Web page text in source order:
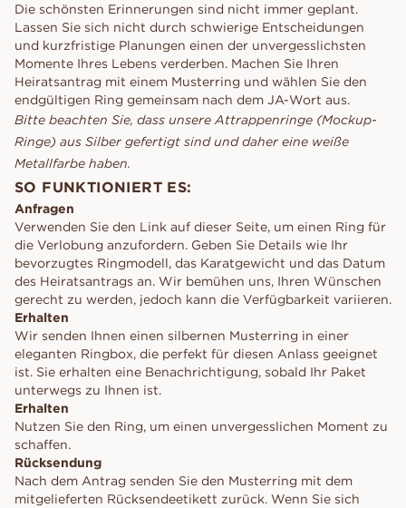
Die schönsten Erinnerungen sind nicht immer geplant.
Lassen Sie sich nicht durch schwierige Entscheidungen
und kurzfristige Planungen einen der unvergesslichsten
Momente Ihres Lebens verderben. Machen Sie Ihren
Heiratsantrag mit einem Musterring und wählen Sie den
endgültigen Ring gemeinsam nach dem JA-Wort aus.
Bitte beachten Sie, dass unsere Attrappenringe (Mockup-
Ringe) aus Silber gefertigt sind und daher eine weiße
Metallfarbe haben.
SO FUNKTIONIERT ES:
Anfragen
Verwenden Sie den Link auf dieser Seite, um einen Ring für
die Verlobung anzufordern. Geben Sie Details wie Ihr
bevorzugtes Ringmodell, das Karatgewicht und das Datum
des Heiratsantrags an. Wir bemühen uns, Ihren Wünschen
gerecht zu werden, jedoch kann die Verfügbarkeit variieren.
Erhalten
Wir senden Ihnen einen silbernen Musterring in einer
eleganten Ringbox, die perfekt für diesen Anlass geeignet
ist. Sie erhalten eine Benachrichtigung, sobald Ihr Paket
unterwegs zu Ihnen ist.
Erhalten
Nutzen Sie den Ring, um einen unvergesslichen Moment zu
schaffen.
Rücksendung
Nach dem Antrag senden Sie den Musterring mit dem
mitgelieferten Rücksendeetikett zurück. Wenn Sie sich